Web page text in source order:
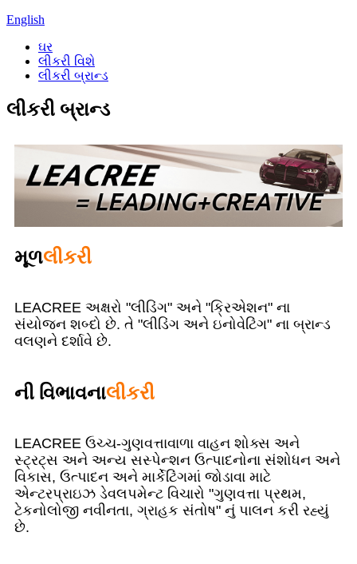
English
ઘર
લીકરી વિશે
લીકરી બ્રાન્ડ
લીકરી બ્રાન્ડ
મૂળલીકરી
LEACREE અક્ષરો "લીડિંગ" અને "ક્રિએશન" ના
સંયોજન શબ્દો છે. તે "લીડિંગ અને ઇનોવેટિંગ" ના બ્રાન્ડ
વલણને દર્શાવે છે.
ની વિભાવનાલીકરી
LEACREE ઉચ્ચ-ગુણવત્તાવાળા વાહન શોક્સ અને
સ્ટ્રટ્સ અને અન્ય સસ્પેન્શન ઉત્પાદનોના સંશોધન અને
વિકાસ, ઉત્પાદન અને માર્કેટિંગમાં જોડાવા માટે
એન્ટરપ્રાઇઝ ડેવલપમેન્ટ વિચારો "ગુણવત્તા પ્રથમ,
ટેકનોલોજી નવીનતા, ગ્રાહક સંતોષ" નું પાલન કરી રહ્યું
છે.